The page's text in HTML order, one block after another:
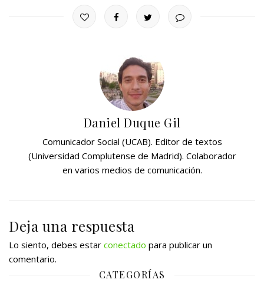
Daniel Duque Gil
Comunicador Social (UCAB). Editor de textos
(Universidad Complutense de Madrid). Colaborador
en varios medios de comunicación.
Deja una respuesta
Lo siento, debes estar conectado para publicar un
comentario.
CATEGORÍAS